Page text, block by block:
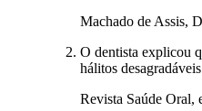
Machado de Assis,
O dentista explicou
hálitos
Revista Saúde Oral,